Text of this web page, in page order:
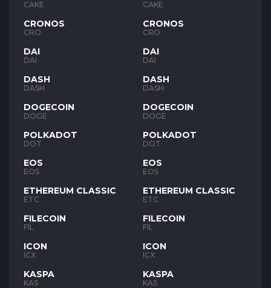
CAKE
CRONOS
CRO
DAI
DAI
DASH
DASH
DOGECOIN
DOGE
POLKADOT
DOT
EOS
EOS
ETHEREUM CLASSIC
ETC
FILECOIN
FIL
ICON
ICX
KASPA
KAS
CAKE
CRONOS
CRO
DAI
DAI
DASH
DASH
DOGECOIN
DOGE
POLKADOT
DOT
EOS
EOS
ETHEREUM CLASSIC
ETC
FILECOIN
FIL
ICON
ICX
KASPA
KAS